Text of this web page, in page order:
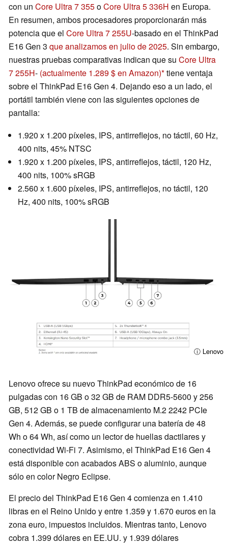
con un Core Ultra 7 355oCore Ultra 5 336H en Europa.
En resumen, ambos procesadores proporcionarán más
potencia que el Core Ultra 7 255U-basado en el ThinkPad
E16 Gen 3 que analizamos en julio de 2025. Sin embargo,
nuestras pruebas comparativas indican que su Core Ultra
7 255H- (actualmente 1.289 $ en Amazon) tiene ventaja
sobre el ThinkPad E16 Gen 4. Dejando eso a un lado, el
portátil también viene con las siguientes opciones de
pantalla:
1.920 x 1.200 píxeles, IPS, antirreflejos, no táctil, 60 Hz,
400 nits, 45% NTSC
1.920 x 1.200 píxeles, IPS, antirreflejos, táctil, 120 Hz,
400 nits, 100% sRGB
2.560 x 1.600 píxeles, IPS, antirreflejos, no táctil, 120
Hz, 400 nits, 100% sRGB
ⓘ Lenovo
Lenovo ofrece su nuevo ThinkPad económico de 16
pulgadas con 16 GB o 32 GB de RAM DDR5-5600 y 256
GB, 512 GB o 1 TB de almacenamiento M.2 2242 PCIe
Gen 4. Además, se puede configurar una batería de 48
Wh o 64 Wh, así como un lector de huellas dactilares y
conectividad Wi-Fi 7. Asimismo, el ThinkPad E16 Gen 4
está disponible con acabados ABS o aluminio, aunque
sólo en color Negro Eclipse.
El precio del ThinkPad E16 Gen 4 comienza en 1.410
libras en el Reino Unido y entre 1.359 y 1.670 euros en la
zona euro, impuestos incluidos. Mientras tanto, Lenovo
cobra 1.399 dólares en EE.UU. y 1.939 dólares